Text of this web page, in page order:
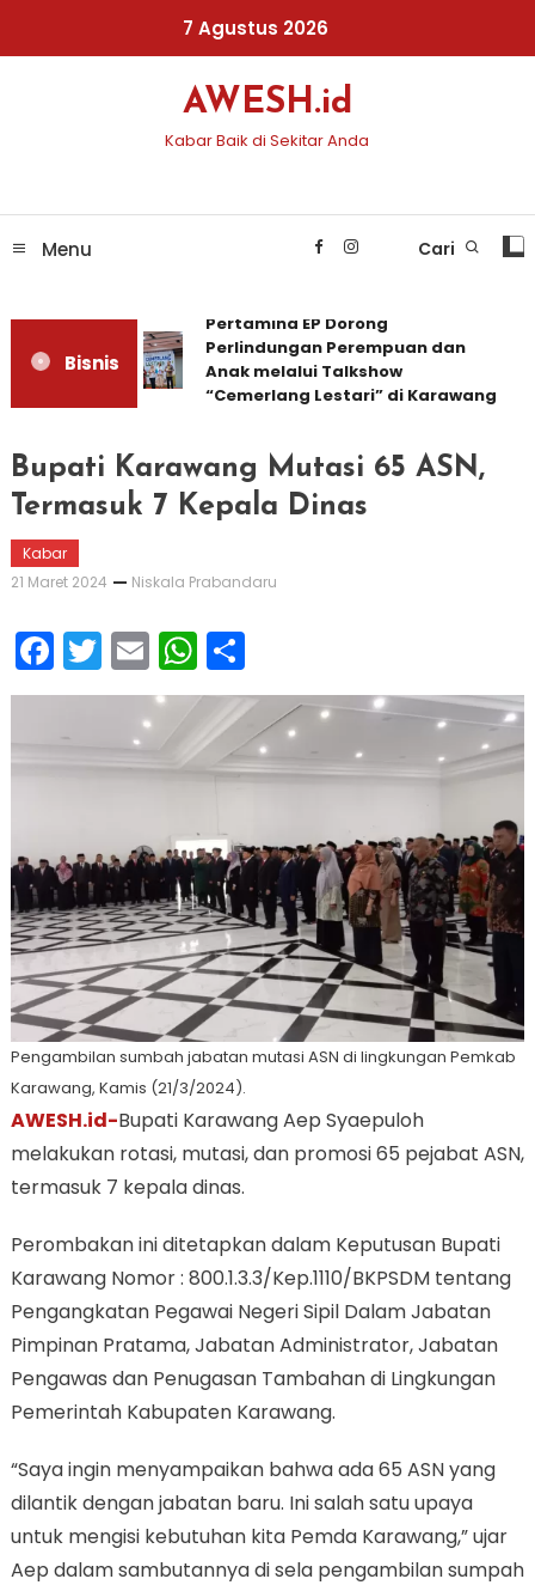
7 Agustus 2026
AWESH.id
Kabar Baik di Sekitar Anda
Menu Cari
Bisnis
Pertamina EP Dorong
Perlindungan Perempuan dan
Anak melalui Talkshow
“Cemerlang Lestari” di Karawang
Bupati Karawang Mutasi 65 ASN,
Termasuk 7 Kepala Dinas
Kabar
21 Maret 2024
Niskala Prabandaru
Facebook
Twitter
EmailWhatsApp
Share
Pengambilan sumbah jabatan mutasi ASN di lingkungan Pemkab
Karawang, Kamis (21/3/2024).
AWESH.id-Bupati Karawang Aep Syaepuloh
melakukan rotasi, mutasi, dan promosi 65 pejabat ASN,
termasuk 7 kepala dinas.
Perombakan ini ditetapkan dalam Keputusan Bupati
Karawang Nomor : 800.1.3.3/Kep.1110/BKPSDM tentang
Pengangkatan Pegawai Negeri Sipil Dalam Jabatan
Pimpinan Pratama, Jabatan Administrator, Jabatan
Pengawas dan Penugasan Tambahan di Lingkungan
Pemerintah Kabupaten Karawang.
“Saya ingin menyampaikan bahwa ada 65 ASN yang
dilantik dengan jabatan baru. Ini salah satu upaya
untuk mengisi kebutuhan kita Pemda Karawang,” ujar
Aep dalam sambutannya di sela pengambilan sumpah